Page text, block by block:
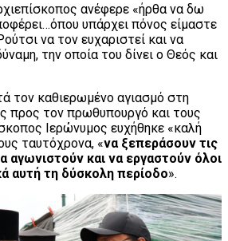
ανέφερε «ήρθα να δω
υπάρχει πόνος είμαστε
να τον ευχαριστεί και να
την οποία του δίνει ο Θεός και
τον καθιερωμένο αγιασμό στη
προς τον πρωθυπουργό και τους
Ιερώνυμος ευχήθηκε «καλή
ταυτόχρονα, «να ξεπεράσουν τις
αγωνιστούν και να εργαστούν όλοι
αυτή τη δύσκολη περίοδο».